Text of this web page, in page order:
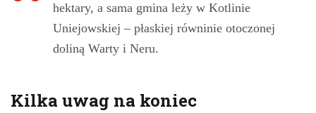
hektary, a sama gmina leży w Kotlinie
Uniejowskiej – płaskiej równinie otoczonej
doliną Warty i Neru.
Kilka uwag na koniec